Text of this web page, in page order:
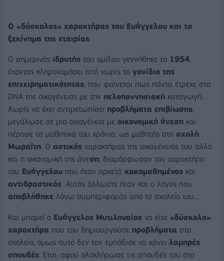
Ο «δύσκολος» χαρακτήρας του Ευάγγελου και το
ξεκίνημα της εταιρίας
Ο σημερινός ιδρυτής του ομίλου γεννήθηκε το 1954,
έχοντας κληρονομήσει από νωρίς το γονίδιο της
επιχειρηματικότητας, που φαίνεται πως πάντα έτρεχε στο
DNA της οικογένειας με την πελοποννησιακή καταγωγή.
Χωρίς να έχει αντιμετωπίσει προβλήματα επιβίωσης,
μεγάλωσε σε μια οικογένεια με οικονομική άνεση και
πέρασε τα μαθητικά του χρόνια, ως μαθητής στη σχολή
Μωραϊτη. Ο αστικός χαρακτήρας της οικογένειάς του αλλά
και η οικονομική της άνεση, διαμόρφωσαν τον χαρακτήρα
του Ευάγγελου που ήταν αρκετά κακομαθημένος και
αντιδραστικός. Αυτός άλλωστε ήταν και ο λόγος που
αποβλήθηκε λόγω συμπεριφοράς από το σχολείο του…
Και μπορεί ο Ευάγγελος Μυτιληναίος να είχε «δύσκολο»
χαρακτήρα που του δημιουργούσε προβλήματα στο
σχολείο, όμως αυτό δεν τον εμπόδισε να κάνει λαμπρές
σπουδές. Έτσι, αφού ολοκλήρωσε τις σπουδές του στο